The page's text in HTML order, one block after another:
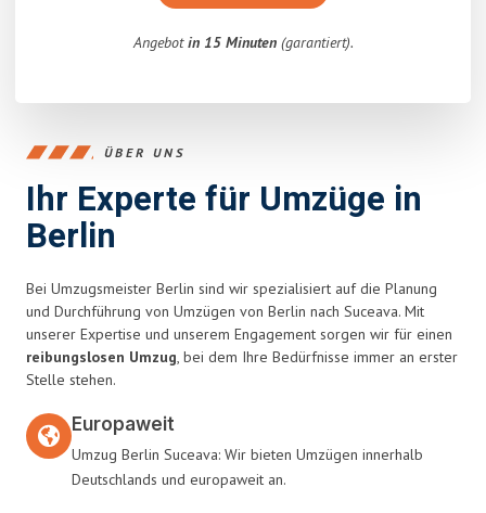
Angebotin 15 Minuten(garantiert).
ÜBER UNS
Ihr Experte für Umzüge in
Berlin
Bei Umzugsmeister Berlin sind wir spezialisiert auf die Planung
und Durchführung von Umzügen von Berlin nach Suceava. Mit
unserer Expertise und unserem Engagement sorgen wir für einen
reibungslosen Umzug, bei dem Ihre Bedürfnisse immer an erster
Stelle stehen.
Europaweit
Umzug Berlin Suceava: Wir bieten Umzügen innerhalb
Deutschlands und europaweit an.